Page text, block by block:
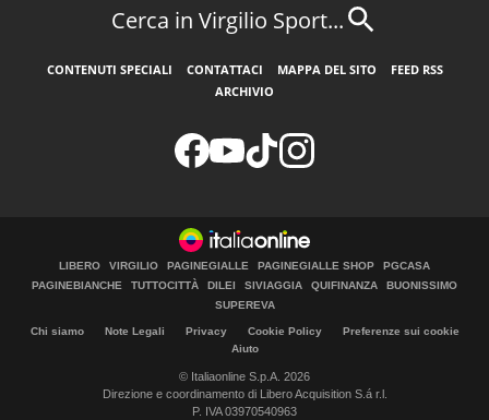
Cerca in Virgilio Sport...
CONTENUTI SPECIALI CONTATTACI MAPPA DEL SITO
FEED RSS
ARCHIVIO
LIBERO VIRGILIO PAGINEGIALLE PAGINEGIALLE SHOP
PGCASA
PAGINEBIANCHE
TUTTOCITTÀ DILEI SIVIAGGIA QUIFINANZA
BUONISSIMO
SUPEREVA
Chi siamo Note Legali Privacy Cookie Policy
Preferenze sui cookie
Aiuto
© Italiaonline S.p.A. 2026
Direzione e coordinamento di Libero Acquisition S.á r.l.
P. IVA 03970540963